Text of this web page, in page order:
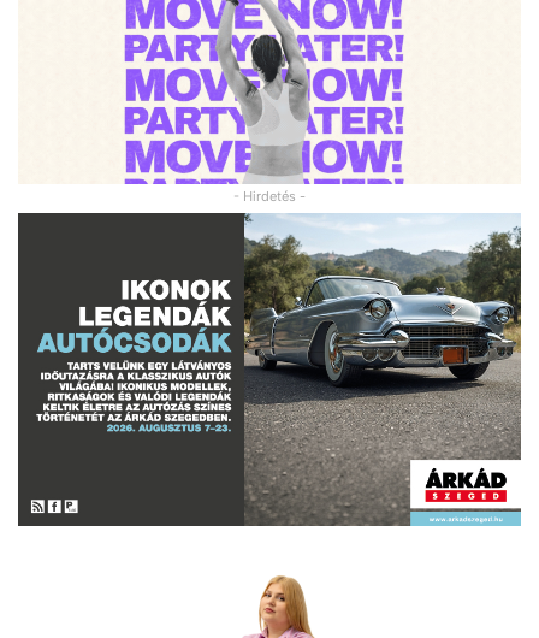
- Hirdetés -